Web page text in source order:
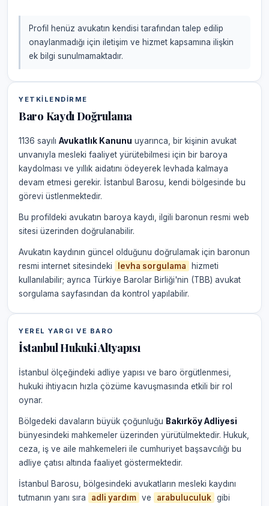
Profil henüz avukatın kendisi tarafından talep edilip
onaylanmadığı için iletişim ve hizmet kapsamına ilişkin
ek bilgi sunulmamaktadır.
YETKILENDIRME
Baro Kaydı Doğrulama
1136 sayılı Avukatlık Kanunu uyarınca, bir kişinin avukat
unvanıyla mesleki faaliyet yürütebilmesi için bir baroya
kaydolması ve yıllık aidatını ödeyerek levhada kalmaya
devam etmesi gerekir. İstanbul Barosu, kendi bölgesinde bu
görevi üstlenmektedir.
Bu profildeki avukatın baroya kaydı, ilgili baronun resmi web
sitesi üzerinden doğrulanabilir.
Avukatın kaydının güncel olduğunu doğrulamak için baronun
resmi internet sitesindeki
levha sorgulama
hizmeti
kullanılabilir; ayrıca Türkiye Barolar Birliği'nin (TBB) avukat
sorgulama sayfasından da kontrol yapılabilir.
YEREL YARGI VE BARO
İstanbul Hukuki Altyapısı
İstanbul ölçeğindeki adliye yapısı ve baro örgütlenmesi,
hukuki ihtiyacın hızla çözüme kavuşmasında etkili bir rol
oynar.
Bölgedeki davaların büyük çoğunluğu Bakırköy Adliyesi
bünyesindeki mahkemeler üzerinden yürütülmektedir. Hukuk,
ceza, iş ve aile mahkemeleri ile cumhuriyet başsavcılığı bu
adliye çatısı altında faaliyet göstermektedir.
İstanbul Barosu, bölgesindeki avukatların mesleki kaydını
tutmanın yanı sıra
adli yardım ve arabuluculuk gibi